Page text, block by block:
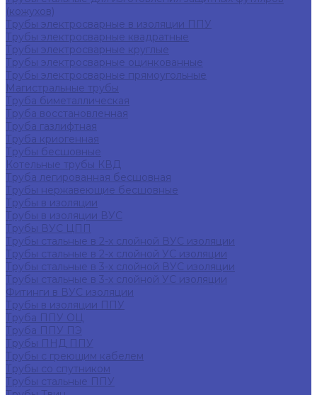
(кожухов)
Трубы электросварные в изоляции ППУ
Трубы электросварные квадратные
Трубы электросварные круглые
Трубы электросварные оцинкованные
Трубы электросварные прямоугольные
Магистральные трубы
Труба биметаллическая
Труба восстановленная
Труба газлифтная
Труба криогенная
Трубы бесшовные
Котельные трубы КВД
Труба легированная бесшовная
Трубы нержавеющие бесшовные
Трубы в изоляции
Трубы в изоляции ВУС
Трубы ВУС ЦПП
Трубы стальные в 2-х слойной ВУС изоляции
Трубы стальные в 2-х слойной УС изоляции
Трубы стальные в 3-х слойной ВУС изоляции
Трубы стальные в 3-х слойной УС изоляции
Фитинги в ВУС изоляции
Трубы в изоляции ППУ
Труба ППУ ОЦ
Труба ППУ ПЭ
Трубы ПНД ППУ
Трубы с греющим кабелем
Трубы со спутником
Трубы стальные ППУ